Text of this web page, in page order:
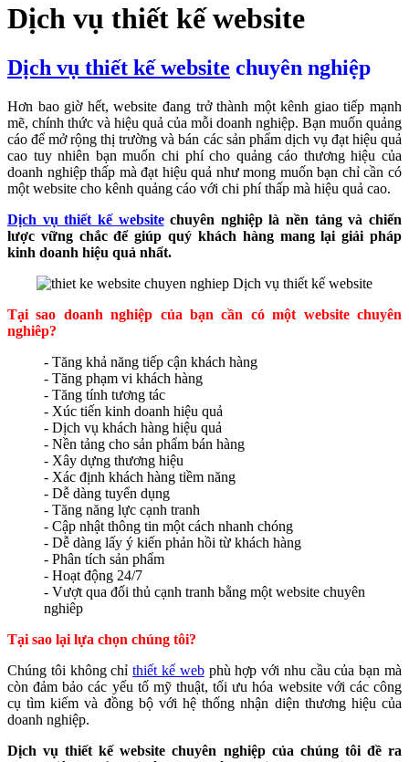
Dịch vụ thiết kế website
Dịch vụ thiết kế website chuyên nghiệp
Hơn bao giờ hết, website đang trở thành một kênh giao tiếp mạnh
mẽ, chính thức và hiệu quả của mỗi doanh nghiệp. Bạn muốn quảng
cáo để mở rộng thị trường và bán các sản phẩm dịch vụ đạt hiệu quả
cao tuy nhiên bạn muốn chi phí cho quảng cáo thương hiệu của
doanh nghiệp thấp mà đạt hiệu quả như mong muốn bạn chỉ cần có
một website cho kênh quảng cáo với chi phí thấp mà hiệu quả cao.
Dịch vụ thiết kế websitechuyên nghiệp là nền tảng và chiến
lược vững chắc để giúp quý khách hàng mang lại giải pháp
kinh doanh hiệu quả nhất.
Tại sao doanh nghiệp của bạn cần có một website chuyên
nghiêp?
- Tăng khả năng tiếp cận khách hàng
- Tăng phạm vi khách hàng
- Tăng tính tương tác
- Xúc tiến kinh doanh hiệu quả
- Dịch vụ khách hàng hiệu quả
- Nền tảng cho sản phẩm bán hàng
- Xây dựng thương hiệu
- Xác định khách hàng tiềm năng
- Dễ dàng tuyển dụng
- Tăng năng lực cạnh tranh
- Cập nhật thông tin một cách nhanh chóng
- Dễ dàng lấy ý kiến phản hồi từ khách hàng
- Phân tích sản phẩm
- Hoạt động 24/7
- Vượt qua đối thủ cạnh tranh bằng một website chuyên
nghiêp
Tại sao lại lựa chọn chúng tôi?
Chúng tôi không chỉthiết kế webphù hợp với nhu cầu của bạn mà
còn đảm bảo các yếu tố mỹ thuật, tối ưu hóa website với các công
cụ tìm kiếm và đồng bộ với hệ thống nhận diện thương hiệu của
doanh nghiệp.
Dịch vụ thiết kế website chuyên nghiệp của chúng tôi đề ra